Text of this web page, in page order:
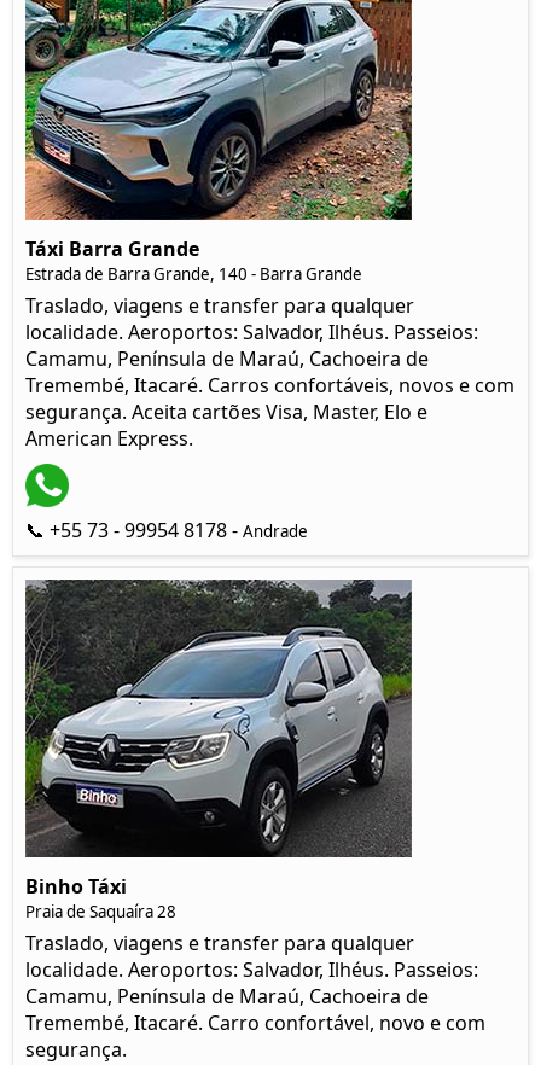
Táxi Barra Grande
Estrada de Barra Grande, 140 - Barra Grande
Traslado, viagens e transfer para qualquer
localidade. Aeroportos: Salvador, Ilhéus. Passeios:
Camamu, Península de Maraú, Cachoeira de
Tremembé, Itacaré. Carros confortáveis, novos e com
segurança. Aceita cartões Visa, Master, Elo e
American Express.
📞 +55 73 - 99954 8178 - Andrade
Binho Táxi
Praia de Saquaíra 28
Traslado, viagens e transfer para qualquer
localidade. Aeroportos: Salvador, Ilhéus. Passeios:
Camamu, Península de Maraú, Cachoeira de
Tremembé, Itacaré. Carro confortável, novo e com
segurança.